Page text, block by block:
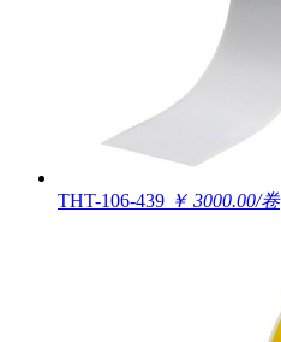
THT-106-439 ￥ 3000.00/卷